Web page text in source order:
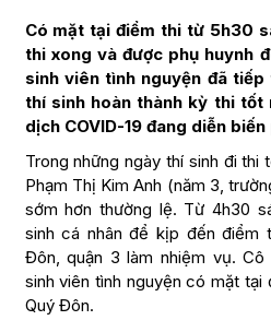
Có mặt tại điểm thi từ 5h30
thi xong và được phụ huynh
sinh viên tình nguyện đã
thí sinh hoàn thành kỳ thi tốt
dịch COVID-19 đang diễn
Trong những ngày thí sinh đi thi
Phạm Thị Kim Anh (năm 3,
sớm hơn thường lệ. Từ 4h30
sinh cá nhân để kịp đến điểm
Đôn, quận 3 làm nhiệm vụ.
sinh viên tình nguyện có mặt
Quý Đôn.